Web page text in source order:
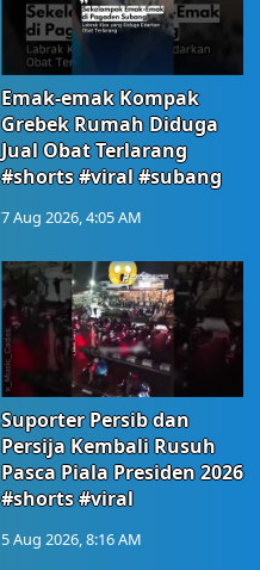
Emak-emak Kompak
Grebek Rumah Diduga
Jual Obat Terlarang
#shorts #viral #subang
7 Aug 2026, 4:05 AM
Suporter Persib dan
Persija Kembali Rusuh
Pasca Piala Presiden 2026
#shorts #viral
5 Aug 2026, 8:16 AM